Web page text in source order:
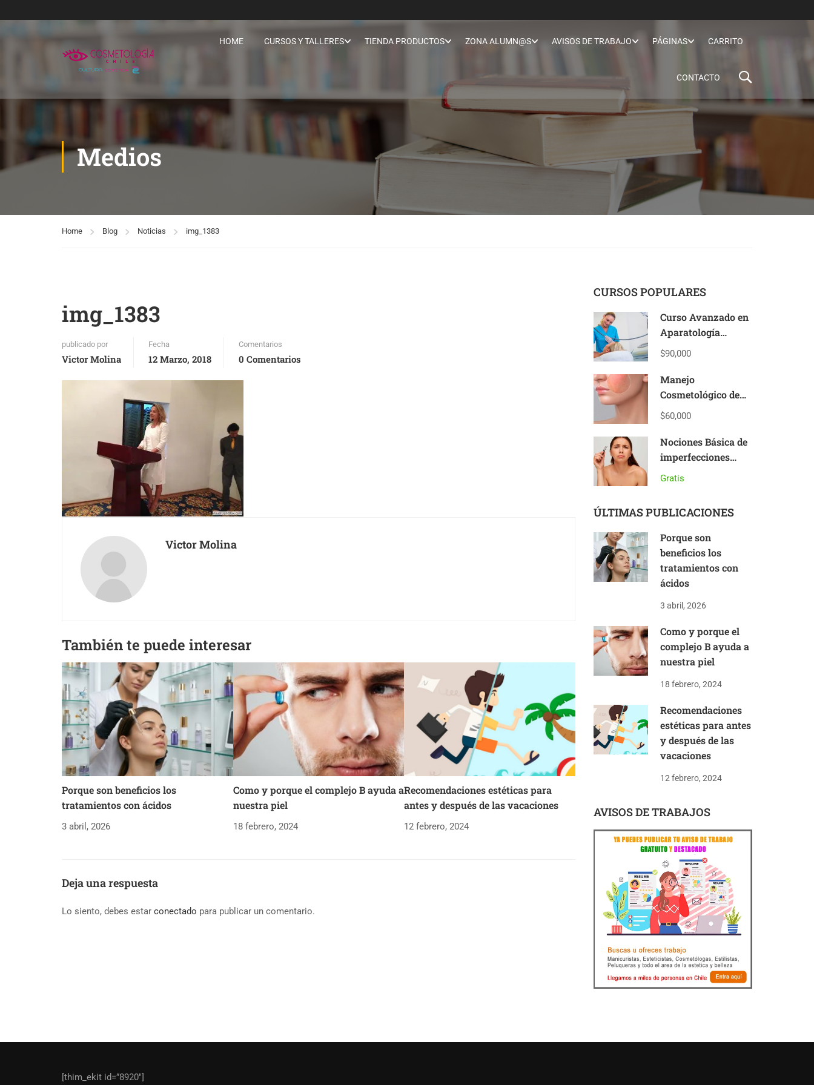
HOME CURSOS Y TALLERES TIENDA PRODUCTOS ZONA ALUMN@S AVISOS DE TRABAJO PÁGINAS CARRITO
CONTACTO
Medios
Home Blog Noticias img_1383
img_1383
publicado por
Victor Molina
Fecha
12 Marzo, 2018
Comentarios
0 Comentarios
Victor Molina
También te puede interesar
Porque son beneficios los
tratamientos con ácidos
3 abril, 2026
Como y porque el complejo B ayuda a
nuestra piel
18 febrero, 2024
Recomendaciones estéticas para
antes y después de las vacaciones
12 febrero, 2024
Deja una respuesta
Lo siento, debes estar conectado para publicar un comentario.
CURSOS POPULARES
Curso Avanzado en
Aparatología
Estética
$90,000
Manejo
Cosmetológico de
Pieles Sensibles y
$60,000
Nociones Básica de
imperfecciones
cutáneas
Gratis
ÚLTIMAS PUBLICACIONES
Porque son
beneficios los
tratamientos con
ácidos
3 abril, 2026
Como y porque el
complejo B ayuda a
nuestra piel
18 febrero, 2024
Recomendaciones
estéticas para antes
y después de las
vacaciones
12 febrero, 2024
AVISOS DE TRABAJOS
[thim_ekit id=”8920″]